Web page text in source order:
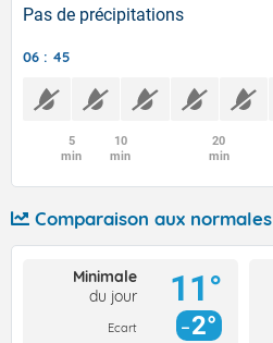
Pas de précipitations
06 : 45
5
min
10
min
20
min
Comparaison aux normales
Minimale
du jour
Ecart
11°
2°